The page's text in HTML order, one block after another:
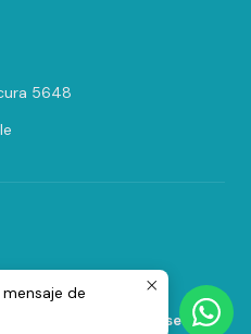
5648
Desarrollado por Jumpseller.
de